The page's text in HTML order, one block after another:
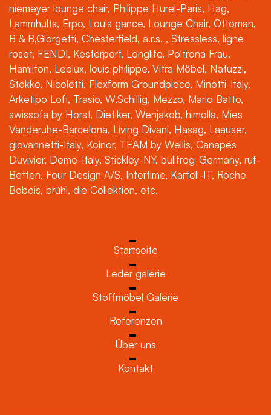
niemeyer lounge chair, Philippe Hurel-Paris, Hag,
Lammhults, Erpo, Louis gance, Lounge Chair, Ottoman,
B & B,Giorgetti, Chesterfield, a.r.s. , Stressless, ligne
roset, FENDI, Kesterport, Longlife, Poltrona Frau,
Hamilton, Leolux, louis philippe, Vitra Möbel, Natuzzi,
Stokke, Nicoletti, Flexform Groundpiece, Minotti-Italy,
Arketipo Loft, Trasio, W.Schillig, Mezzo, Mario Batto,
swissofa by Horst, Dietiker, Wenjakob, himolla, Mies
Vanderuhe-Barcelona, Living Divani, Hasag, Laauser,
giovannetti-Italy, Koinor, TEAM by Wellis, Canapés
Duvivier, Deme-Italy, Stickley-NY, bullfrog-Germany, ruf-
Betten, Four Design A/S, Intertime, Kartell-IT, Roche
Bobois, brühl, die Collektion, etc.
Startseite
Leder galerie
Stoffmöbel Galerie
Referenzen
Über uns
Kontakt